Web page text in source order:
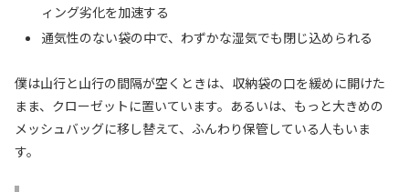
ィング劣化を加速する
通気性のない袋の中で、わずかな湿気でも閉じ込められる
僕は山行と山行の間隔が空くときは、収納袋の口を緩めに開けた
まま、クローゼットに置いています。あるいは、もっと大きめの
メッシュバッグに移し替えて、ふんわり保管している人もいま
す。